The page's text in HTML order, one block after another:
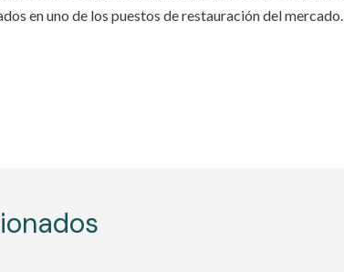
en uno de los puestos de restauración del mercado.